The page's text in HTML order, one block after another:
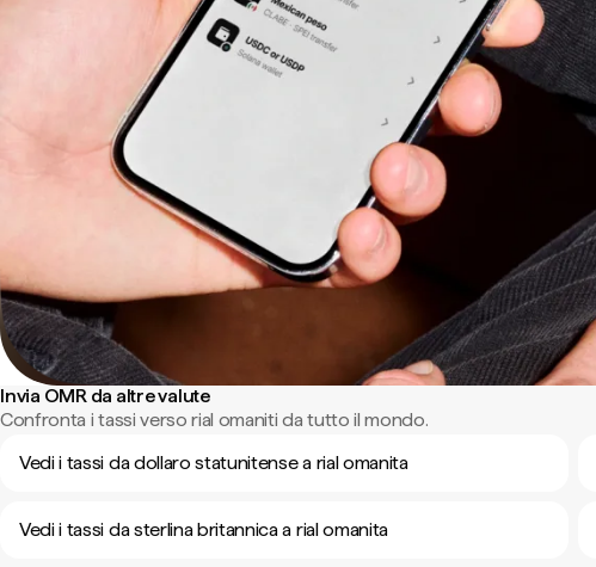
Invia OMR da altre valute
Confronta i tassi verso rial omaniti da tutto il mondo.
Vedi i tassi da dollaro statunitense a rial omanita
Vedi i tassi da sterlina britannica a rial omanita